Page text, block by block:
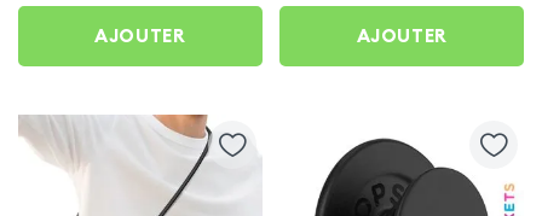
AJOUTER AJOUTER